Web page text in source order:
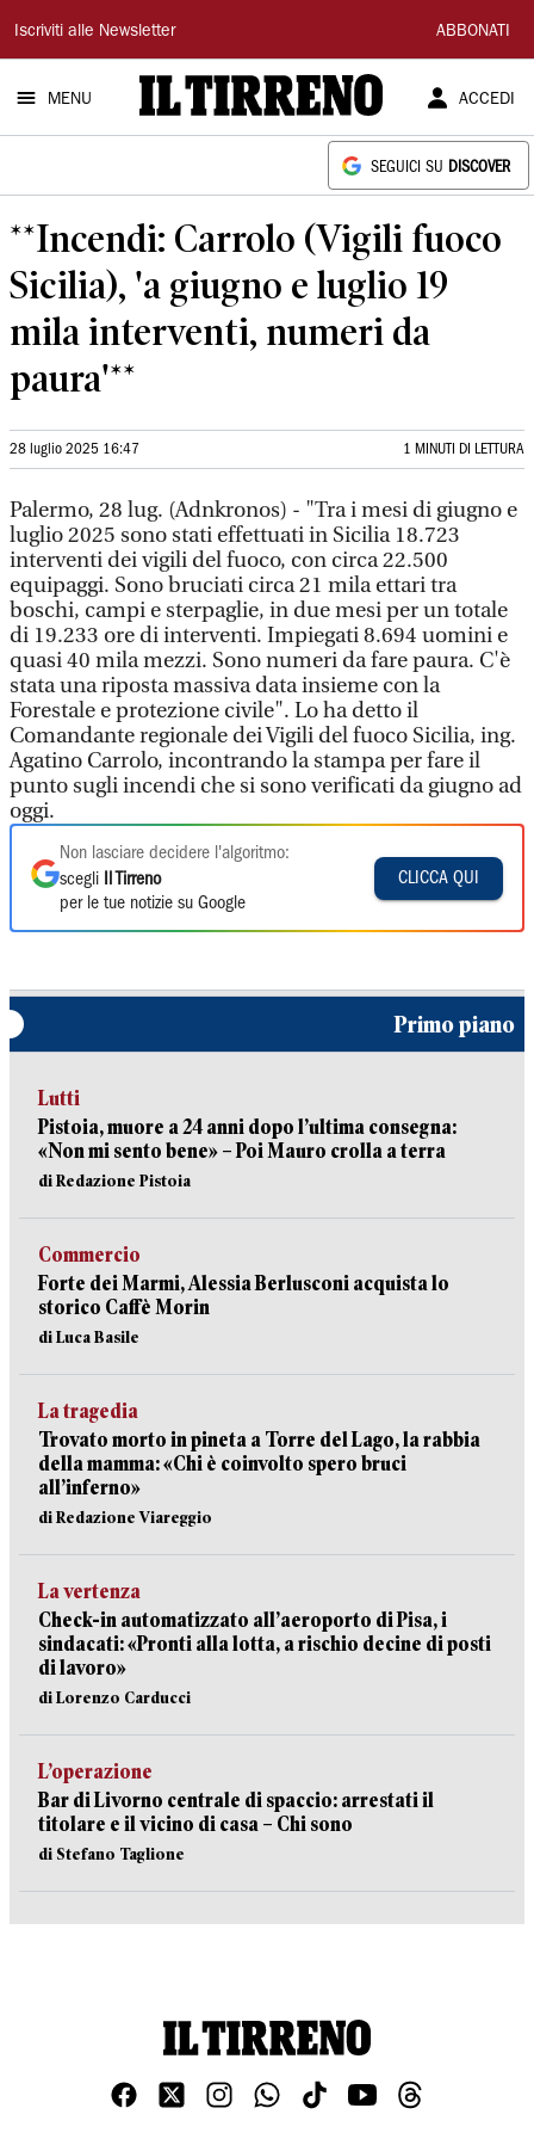
Il
Tirreno
Iscriviti alle Newsletter ABBONATI
MENU ACCEDI
SEGUICI SU DISCOVER
**Incendi: Carrolo (Vigili fuoco
Sicilia), 'a giugno e luglio 19
mila interventi, numeri da
paura'**
28 luglio 2025 16:47 1 MINUTI DI LETTURA
Palermo, 28 lug. (Adnkronos) - "Tra i mesi di giugno e
luglio 2025 sono stati effettuati in Sicilia 18.723
interventi dei vigili del fuoco, con circa 22.500
equipaggi. Sono bruciati circa 21 mila ettari tra
boschi, campi e sterpaglie, in due mesi per un totale
di 19.233 ore di interventi. Impiegati 8.694 uomini e
quasi 40 mila mezzi. Sono numeri da fare paura. C'è
stata una riposta massiva data insieme con la
Forestale e protezione civile". Lo ha detto il
Comandante regionale dei Vigili del fuoco Sicilia, ing.
Agatino Carrolo, incontrando la stampa per fare il
punto sugli incendi che si sono verificati da giugno ad
oggi.
Non lasciare decidere l'algoritmo:
scegli
Il Tirreno
per le tue notizie su Google
CLICCA QUI
Primo piano
Lutti
Pistoia, muore a 24 anni dopo l’ultima consegna:
«Non mi sento bene» – Poi Mauro crolla a terra
di Redazione Pistoia
Commercio
Forte dei Marmi, Alessia Berlusconi acquista lo
storico Caffè Morin
di Luca Basile
La tragedia
Trovato morto in pineta a Torre del Lago, la rabbia
della mamma: «Chi è coinvolto spero bruci
all’inferno»
di Redazione Viareggio
La vertenza
Check-in automatizzato all’aeroporto di Pisa, i
sindacati: «Pronti alla lotta, a rischio decine di posti
di lavoro»
di Lorenzo Carducci
L’operazione
Bar di Livorno centrale di spaccio: arrestati il
titolare e il vicino di casa – Chi sono
di Stefano Taglione